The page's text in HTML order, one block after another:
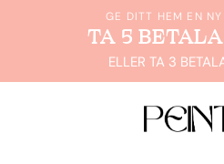
GE DITT HEM EN
TA 5
ELLER TA 3